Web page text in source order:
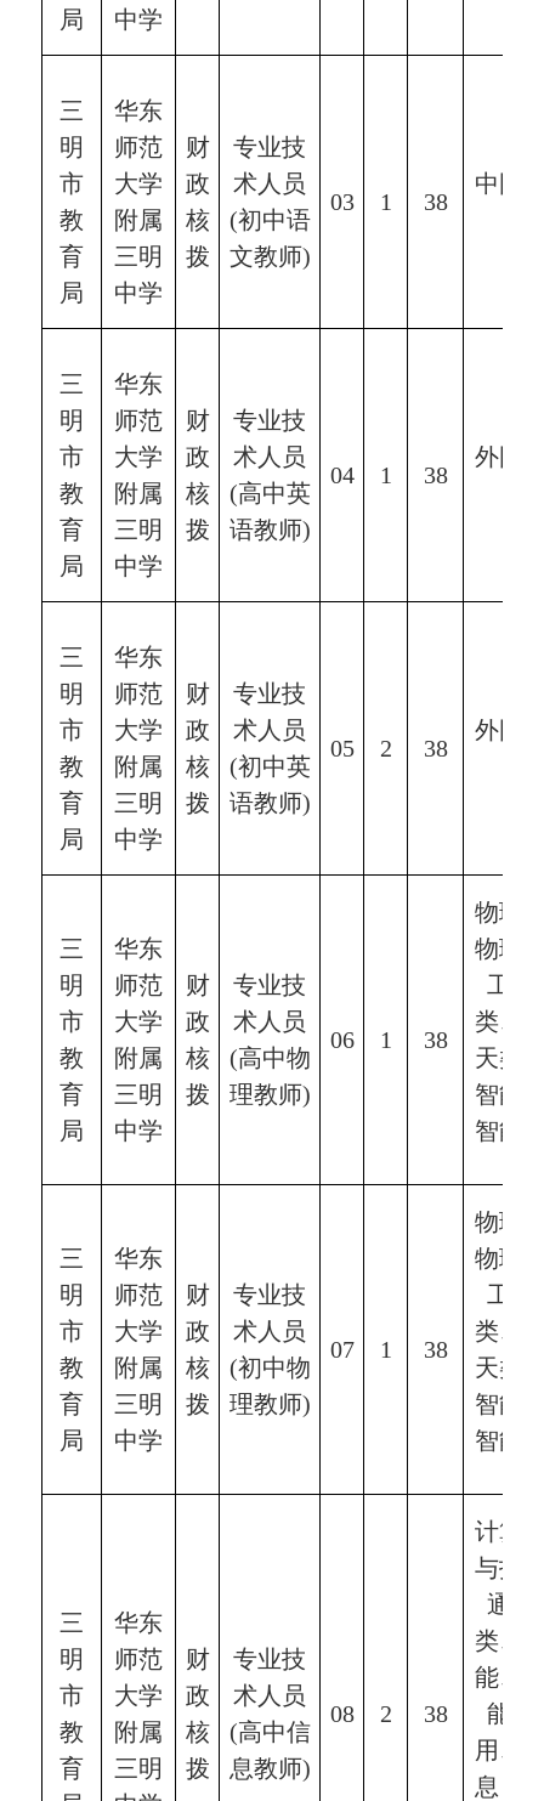
局
中学
三
明
市
教
育
局
华东
师范
大学
附属
三明
中学
财
政
核
拨
专业技
术人员
(初中语
文教师)
03 1 38
中国
三
明
市
教
育
局
华东
师范
大学
附属
三明
中学
财
政
核
拨
专业技
术人员
(高中英
语教师)
04 1 38
外国
三
明
市
教
育
局
华东
师范
大学
附属
三明
中学
财
政
核
拨
专业技
术人员
(初中英
语教师)
05 2 38
外国
三
明
市
教
育
局
华东
师范
大学
附属
三明
中学
财
政
核
拨
专业技
术人员
(高中物
理教师)
06 1 38
物理
物理
工程
类、
天类
智能
智能
三
明
市
教
育
局
华东
师范
大学
附属
三明
中学
财
政
核
拨
专业技
术人员
(初中物
理教师)
07 1 38
物理
物理
工程
类、
天类
智能
智能
三
明
市
教
育
华东
师范
大学
附属
三明
财
政
核
拨
专业技
术人员
(高中信
息教师)
08 2 38
计算
与技
通信
类、
能、
能技
用、
息（